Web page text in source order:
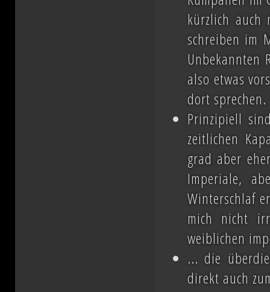
kürzlich auch
schreiben im
Unbekannten
also etwas
dort sprechen.
Prinzipiell
zeitlichen
grad aber
Imperiale,
Winterschlaf
mich nicht
weiblichen
... die
direkt auch